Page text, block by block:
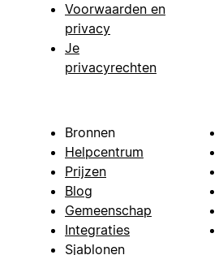
Voorwaarden en
privacy
Je
privacyrechten
Bronnen
Helpcentrum
Prijzen
Blog
Gemeenschap
Integraties
Sjablonen